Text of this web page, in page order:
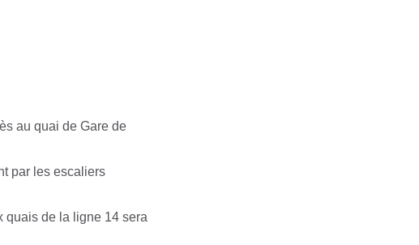
au quai de Gare de
par les escaliers
quais de la ligne 14 sera